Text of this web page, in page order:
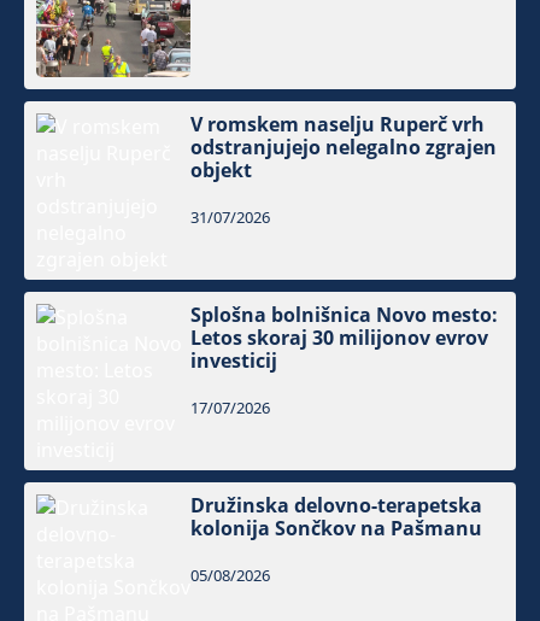
V romskem naselju Ruperč vrh
odstranjujejo nelegalno zgrajen
objekt
31/07/2026
Splošna bolnišnica Novo mesto:
Letos skoraj 30 milijonov evrov
investicij
17/07/2026
Družinska delovno-terapetska
kolonija Sončkov na Pašmanu
05/08/2026